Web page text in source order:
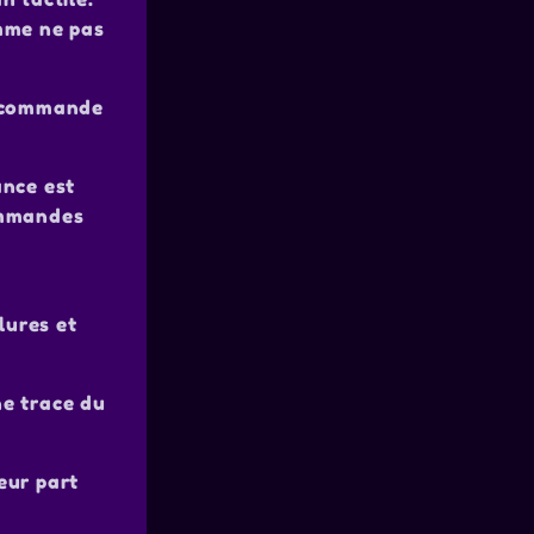
ne pas
est
et
trace du
part